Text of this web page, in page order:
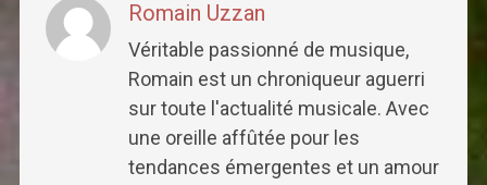
Romain Uzzan
Véritable passionné de musique,
Romain est un chroniqueur aguerri
sur toute l'actualité musicale. Avec
une oreille affûtée pour les
tendances émergentes et un amour